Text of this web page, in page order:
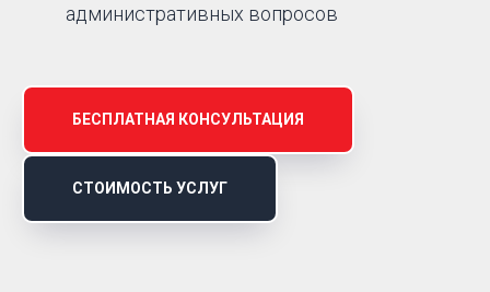
административных вопросов
БЕСПЛАТНАЯ КОНСУЛЬТАЦИЯ
СТОИМОСТЬ УСЛУГ